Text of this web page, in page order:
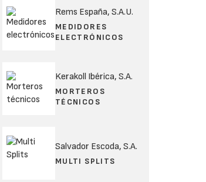
Rems España, S.A.U.
MEDIDORES
ELECTRÓNICOS
Kerakoll Ibérica, S.A.
MORTEROS
TÉCNICOS
Salvador Escoda, S.A.
MULTI SPLITS